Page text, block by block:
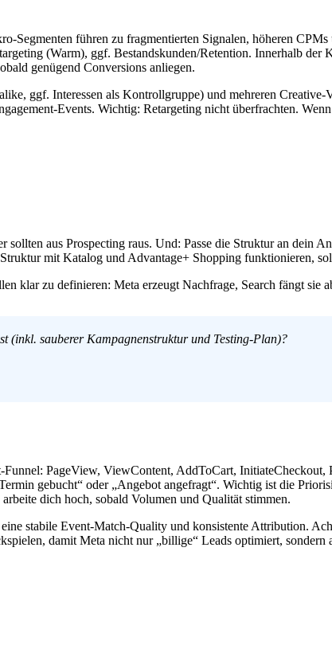
führen zu fragmentierten Signalen, höheren
(Warm), ggf. Bestandskunden/Retention. Innerhalb der
genügend Conversions anliegen.
ggf. Interessen als Kontrollgruppe) und mehreren Creative-
Events. Wichtig: Retargeting nicht überfrachten.
aus Prospecting raus. Und: Passe die Struktur an dein
mit Katalog und Advantage+ Shopping funktionieren,
klar zu definieren: Meta erzeugt Nachfrage, Search fängt sie
(inkl. sauberer Kampagnenstruktur und Testing-Plan)?
PageView, ViewContent, AddToCart, InitiateCheckout,
gebucht“ oder „Angebot angefragt“. Wichtig ist die
dich hoch, sobald Volumen und Qualität stimmen.
stabile Event-Match-Quality und konsistente Attribution.
damit Meta nicht nur „billige“ Leads optimiert, sondern